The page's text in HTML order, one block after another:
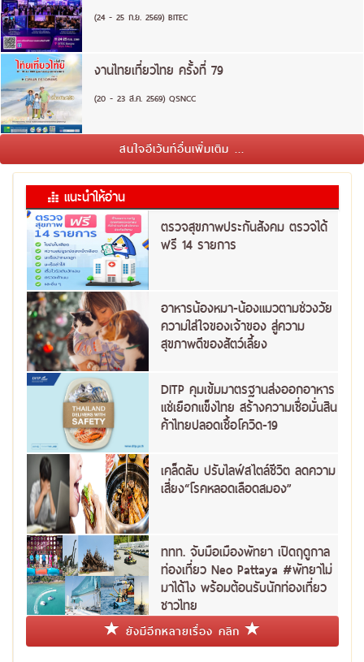
(24 - 25 ก.ย. 2569) BITEC
งานไทยเที่ยวไทย ครั้งที่ 79
(20 - 23 ส.ค. 2569) QSNCC
สนใจอีเว้นท์อื่นเพิ่มเติม ...
แนะนำให้อ่าน
ตรวจสุขภาพประกันสังคม ตรวจได้
ฟรี 14 รายการ
อาหารน้องหมา-น้องแมวตามช่วงวัย
ความใส่ใจของเจ้าของ สู่ความ
สุขภาพดีของสัตว์เลี้ยง
DITP คุมเข้มมาตรฐานส่งออกอาหาร
แช่เยือกแข็งไทย สร้างความเชื่อมั่นสิน
ค้าไทยปลอดเชื้อโควิด-19
เคล็ดลับ ปรับไลฟ์สไตล์ชีวิต ลดความ
เสี่ยง“โรคหลอดเลือดสมอง”
ททท. จับมือเมืองพัทยา เปิดฤดูกาล
ท่องเที่ยว Neo Pattaya #พัทยาไม่
มาได้ไง พร้อมต้อนรับนักท่องเที่ยว
ชาวไทย
ยังมีอีกหลายเรื่อง คลิก